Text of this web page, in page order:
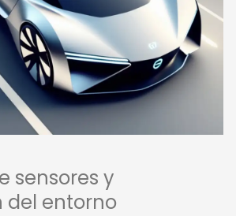
sensores y
del entorno